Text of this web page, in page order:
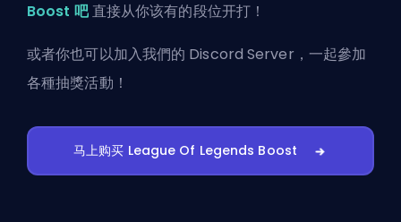
Boost 吧直接从你该有的段位开打！
或者你也可以加入我們的 Discord Server ，一起參加
各種抽獎活動！
马上购买 League Of Legends Boost